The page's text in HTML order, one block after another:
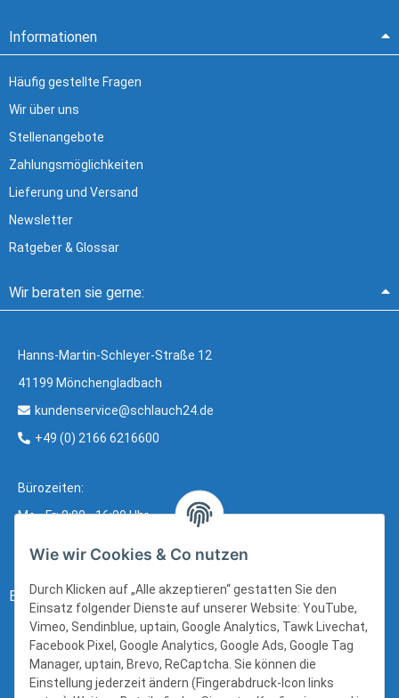
Informationen
Häufig gestellte Fragen
Wir über uns
Stellenangebote
Zahlungsmöglichkeiten
Lieferung und Versand
Newsletter
Ratgeber & Glossar
Wir beraten sie gerne:
Hanns-Martin-Schleyer-Straße 12
41199 Mönchengladbach
kundenservice@schlauch24.de
+49 (0) 2166 6216600
Bürozeiten:
Mo - Fr: 8:00 - 16:00 Uhr
Bezahlung:
Wie wir Cookies & Co nutzen
Durch Klicken auf „Alle akzeptieren“ gestatten Sie den
Einsatz folgender Dienste auf unserer Website: YouTube,
Vimeo, Sendinblue, uptain, Google Analytics, Tawk Livechat,
Facebook Pixel, Google Analytics, Google Ads, Google Tag
Manager, uptain, Brevo, ReCaptcha. Sie können die
Einstellung jederzeit ändern (Fingerabdruck-Icon links